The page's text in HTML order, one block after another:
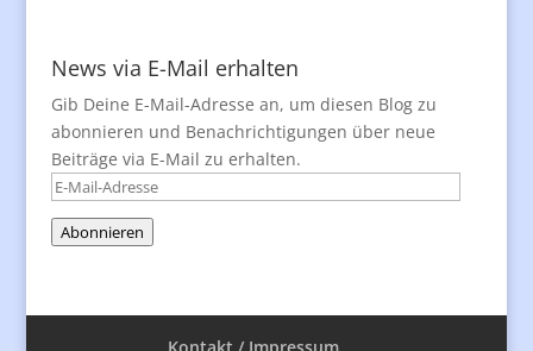
News via E-Mail erhalten
Gib Deine E-Mail-Adresse an, um diesen Blog zu
abonnieren und Benachrichtigungen über neue
Beiträge via E-Mail zu erhalten.
E-
Adresse
Abonnieren